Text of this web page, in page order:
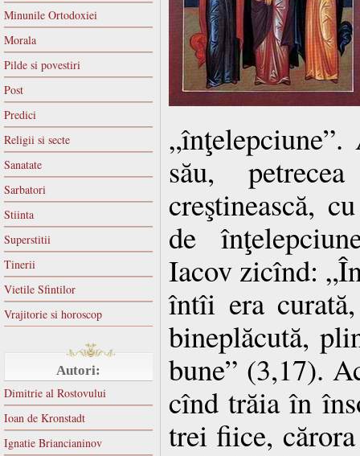
Minunile Ortodoxiei
Morala
Pilde si povestiri
Post
Predici
Religii si secte
Sanatate
Sarbatori
Stiinta
Superstitii
Tinerii
Vietile Sfintilor
Vrajitorie si horoscop
Autori:
Dimitrie al Rostovului
Ioan de Kronstadt
Ignatie Briancianinov
„înţelepciune”.
său,
creştinească,
de
Iacov zicînd:
întîi era
bineplăcută,
bune” (3,17).
cînd trăia în
trei fiice,